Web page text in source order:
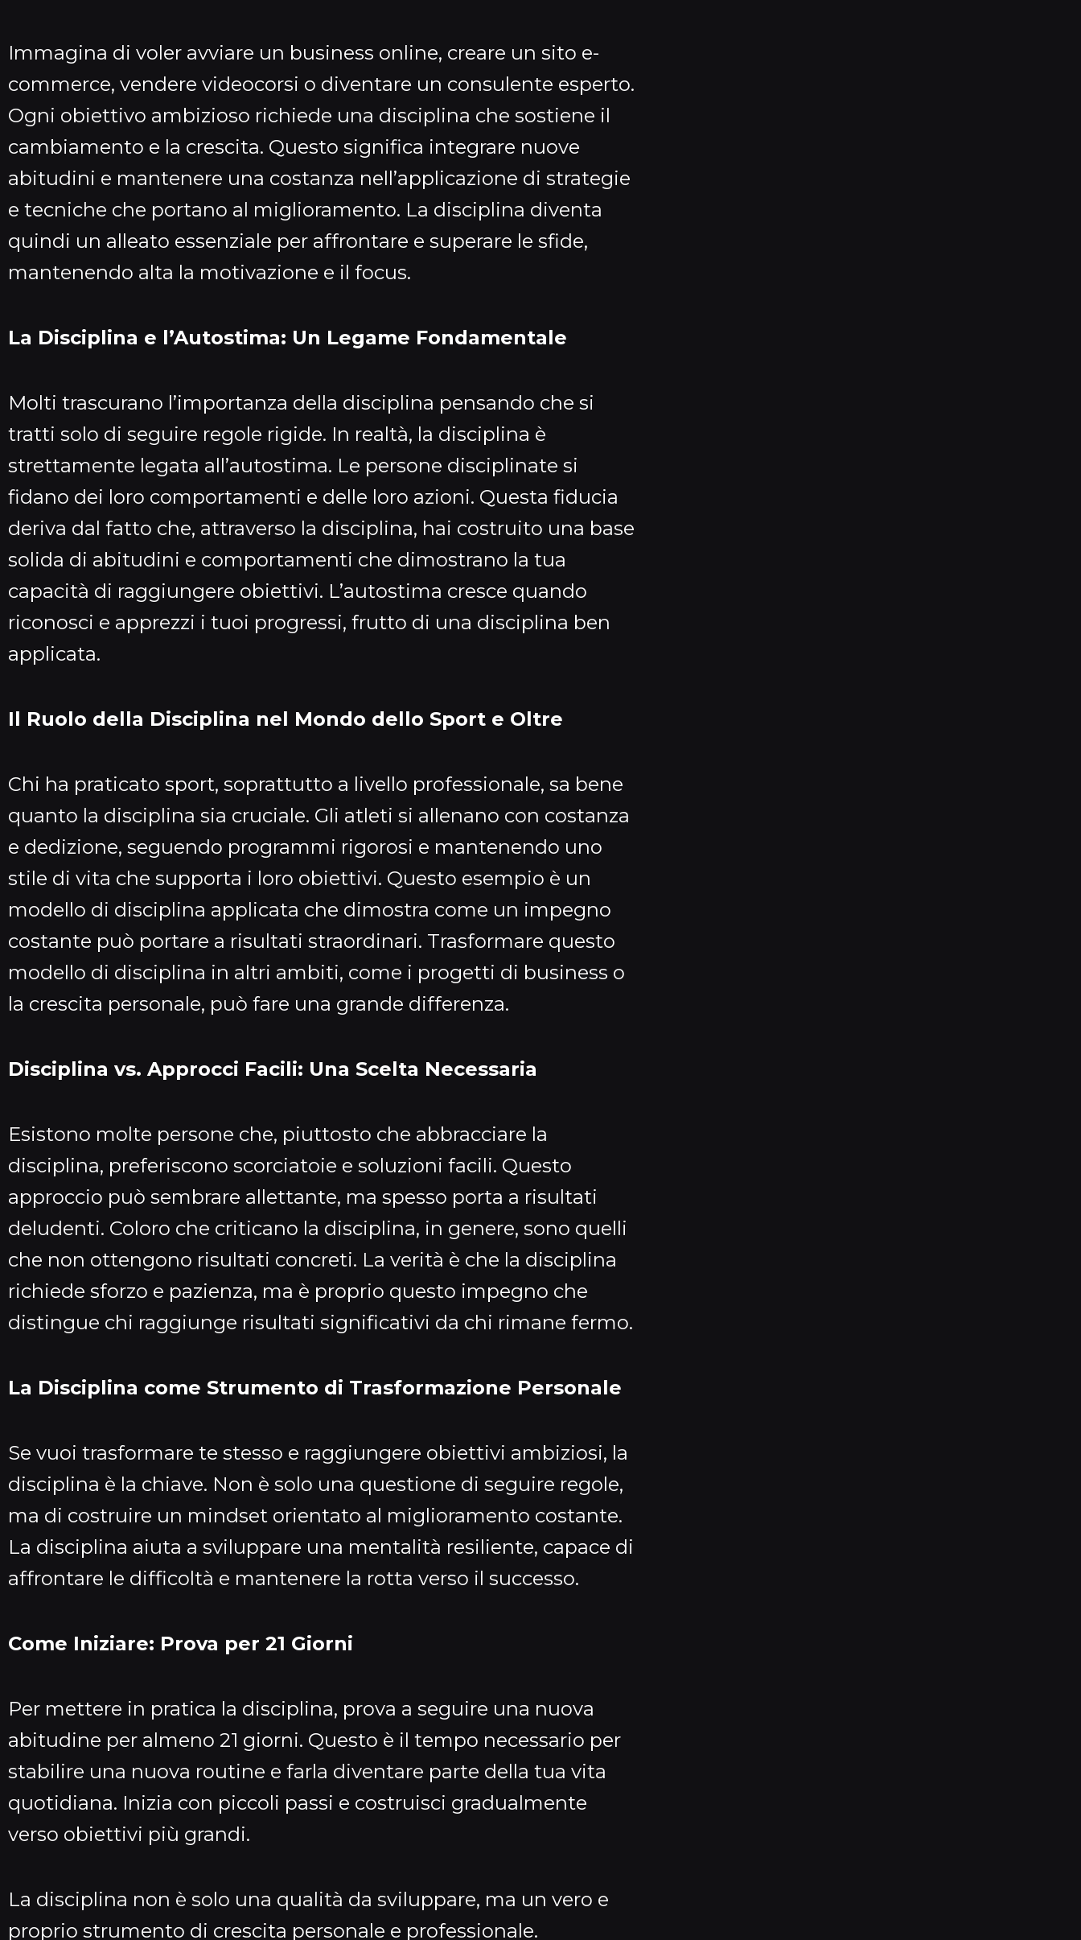
Immagina di voler avviare un business online, creare un sito e-
commerce, vendere videocorsi o diventare un consulente esperto.
Ogni obiettivo ambizioso richiede una disciplina che sostiene il
cambiamento e la crescita. Questo significa integrare nuove
abitudini e mantenere una costanza nell’applicazione di strategie
e tecniche che portano al miglioramento. La disciplina diventa
quindi un alleato essenziale per affrontare e superare le sfide,
mantenendo alta la motivazione e il focus.
La Disciplina e l’Autostima: Un Legame Fondamentale
Molti trascurano l’importanza della disciplina pensando che si
tratti solo di seguire regole rigide. In realtà, la disciplina è
strettamente legata all’autostima. Le persone disciplinate si
fidano dei loro comportamenti e delle loro azioni. Questa fiducia
deriva dal fatto che, attraverso la disciplina, hai costruito una base
solida di abitudini e comportamenti che dimostrano la tua
capacità di raggiungere obiettivi. L’autostima cresce quando
riconosci e apprezzi i tuoi progressi, frutto di una disciplina ben
applicata.
Il Ruolo della Disciplina nel Mondo dello Sport e Oltre
Chi ha praticato sport, soprattutto a livello professionale, sa bene
quanto la disciplina sia cruciale. Gli atleti si allenano con costanza
e dedizione, seguendo programmi rigorosi e mantenendo uno
stile di vita che supporta i loro obiettivi. Questo esempio è un
modello di disciplina applicata che dimostra come un impegno
costante può portare a risultati straordinari. Trasformare questo
modello di disciplina in altri ambiti, come i progetti di business o
la crescita personale, può fare una grande differenza.
Disciplina vs. Approcci Facili: Una Scelta Necessaria
Esistono molte persone che, piuttosto che abbracciare la
disciplina, preferiscono scorciatoie e soluzioni facili. Questo
approccio può sembrare allettante, ma spesso porta a risultati
deludenti. Coloro che criticano la disciplina, in genere, sono quelli
che non ottengono risultati concreti. La verità è che la disciplina
richiede sforzo e pazienza, ma è proprio questo impegno che
distingue chi raggiunge risultati significativi da chi rimane fermo.
La Disciplina come Strumento di Trasformazione Personale
Se vuoi trasformare te stesso e raggiungere obiettivi ambiziosi, la
disciplina è la chiave. Non è solo una questione di seguire regole,
ma di costruire un mindset orientato al miglioramento costante.
La disciplina aiuta a sviluppare una mentalità resiliente, capace di
affrontare le difficoltà e mantenere la rotta verso il successo.
Come Iniziare: Prova per 21 Giorni
Per mettere in pratica la disciplina, prova a seguire una nuova
abitudine per almeno 21 giorni. Questo è il tempo necessario per
stabilire una nuova routine e farla diventare parte della tua vita
quotidiana. Inizia con piccoli passi e costruisci gradualmente
verso obiettivi più grandi.
La disciplina non è solo una qualità da sviluppare, ma un vero e
proprio strumento di crescita personale e professionale.